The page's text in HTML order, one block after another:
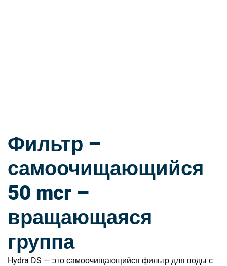
Фильтр –
самоочищающийся
50 mcr –
вращающаяся
группа
Hydra DS — это самоочищающийся фильтр для воды с